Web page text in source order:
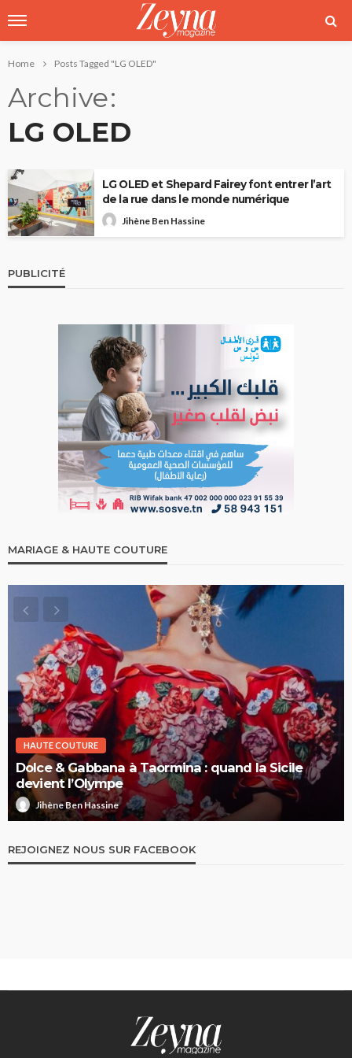
Home Posts Tagged "LG OLED"
Archive
LG OLED
LG OLED et Shepard Fairey font entrer l’art
de la rue dans le monde numérique
Jihène Ben Hassine
PUBLICITÉ
MARIAGE & HAUTE COUTURE
HAUTE COUTURE
Dolce & Gabbana à Taormina : quand la Sicile
devient l’Olympe
Jihène Ben Hassine
REJOIGNEZ NOUS SUR FACEBOOK